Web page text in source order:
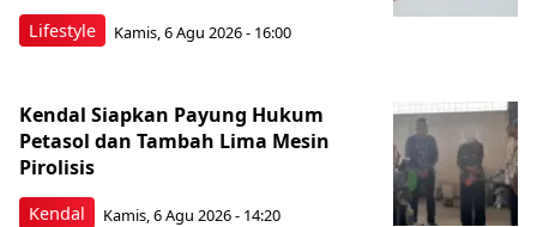
Lifestyle Kamis, 6 Agu 2026 - 16:00
Kendal
Kendal Siapkan Payung Hukum
Petasol dan Tambah Lima Mesin
Pirolisis
Kamis, 6 Agu 2026 - 14:20